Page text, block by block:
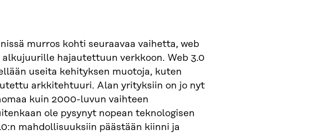
murros kohti seuraavaa vaihetta, web
hajautettuun verkkoon. Web 3.0
useita kehityksen muotoja, kuten
arkkitehtuuri. Alan yrityksiin on jo nyt
kuin 2000-luvun vaihteen
ole pysynyt nopean teknologisen
mahdollisuuksiin päästään kiinni ja